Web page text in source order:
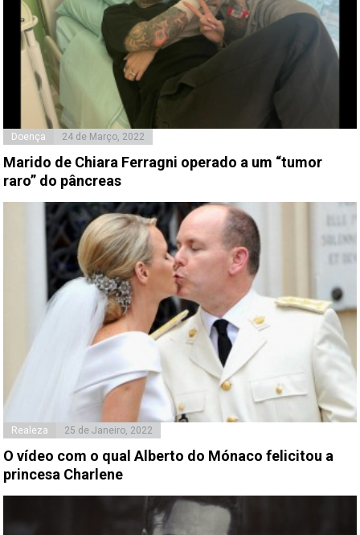
Doença 24 de Março, 2022
Marido de Chiara Ferragni operado a um “tumor
raro” do pâncreas
Realeza 25 de Janeiro, 2022
O vídeo com o qual Alberto do Mónaco felicitou a
princesa Charlene